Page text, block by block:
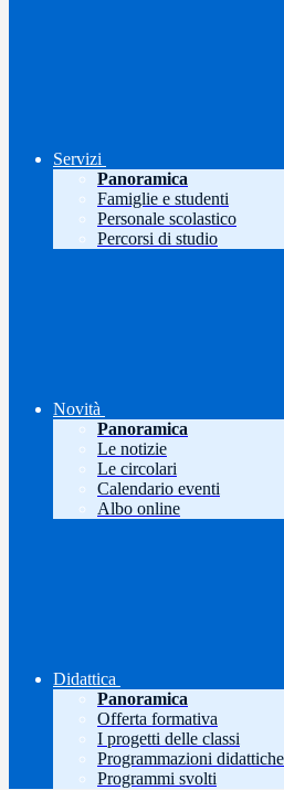
Servizi
Panoramica
Famiglie e studenti
Personale scolastico
Percorsi di studio
Novità
Panoramica
Le notizie
Le circolari
Calendario eventi
Albo online
Didattica
Panoramica
Offerta formativa
I progetti delle classi
Programmazioni
Programmi svolti